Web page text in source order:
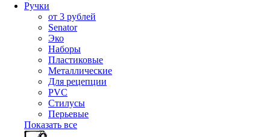
Ручки
от 3 рублей
Senator
Эко
Наборы
Пластиковые
Металлические
Для рецепции
PVC
Стилусы
Перьевые
Показать все